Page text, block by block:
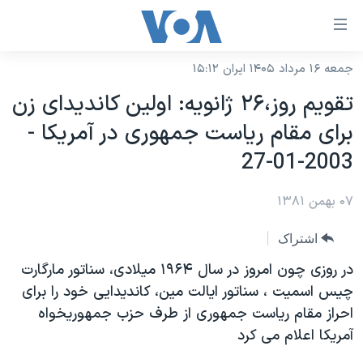
لینکهای
دسترسی
جهش
محتوای
اصلی
صفحه
جهش
به
جستجو
نسخه سبک وب‌سایت
موضوع ها
آمریکا
جهان
گزیده‌ها
ویژه برنامه‌ها
برنامه های تلویزیونی
جدول برنامه ها
صفحه‌های ویژه
عملیات خشم حماسی
۲۵۰سالگی آمریکا
بایگانی برنامه‌های تلویزیونی
فرکانس‌های صدای آمریکا
پخش رادیویی
یادگیری زبان انگلیسی
جمعه ۱۶ مرداد ۱۴۰۵ ایران ۱۵:۱۲
تقويم روز،۲۶ ژانويه: اولين کانديدای زن
برای مقام رياست جمهوری در آمريکا -
2003-01-27
۰۷ بهمن ۱۳۸۱
اشتراک
در روزی چون امروز در سال ۱۹۶۴ ميلادی، سناتور مارگارت
چيس اسميت ، سناتور ايالت مين، کانديدايی خود را برای
احراز مقام رياست جمهوری از طرف حزب جمهوريخواه
آمريکا اعلام می کرد